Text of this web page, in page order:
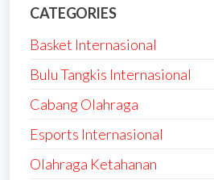
CATEGORIES
Basket Internasional
Bulu Tangkis Internasional
Cabang Olahraga
Esports Internasional
Olahraga Ketahanan